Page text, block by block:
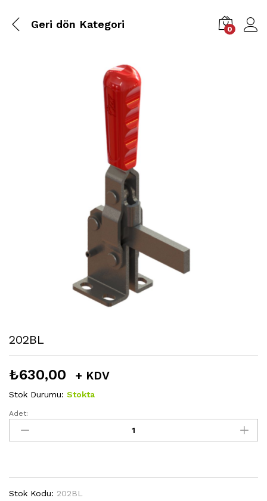
Geri dön Kategori 0
202BL
₺630,00 + KDV
Stok Durumu: Stokta
202BL
miktarı
Adet:
Stok Kodu: 202BL